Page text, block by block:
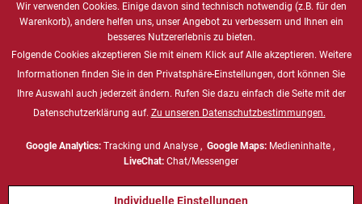
Industrie 4.0 / IIOT / Smart
Gesundheitswesen
Marine
Energie & Chemie, ATEX
Wir verwenden Cookies. Einige davon sind technisch notwendig (z.B. für den
Warenkorb), andere helfen uns, unser Angebot zu verbessern und Ihnen ein
besseres Nutzererlebnis zu bieten.
Folgende Cookies akzeptieren Sie mit einem Klick auf Alle akzeptieren. Weitere
Informationen finden Sie in den Privatsphäre-Einstellungen, dort können Sie
Ihre Auswahl auch jederzeit ändern. Rufen Sie dazu einfach die Seite mit der
Datenschutzerklärung auf. Zu unseren Datenschutzbestimmungen.
Google Analytics:Tracking und Analyse , Google Maps:Medieninhalte ,
LiveChat: Chat/Messenger
Individuelle Einstellungen